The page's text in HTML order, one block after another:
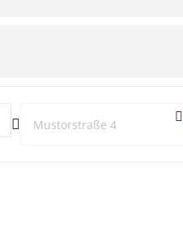
Destination Address - Route 66 []